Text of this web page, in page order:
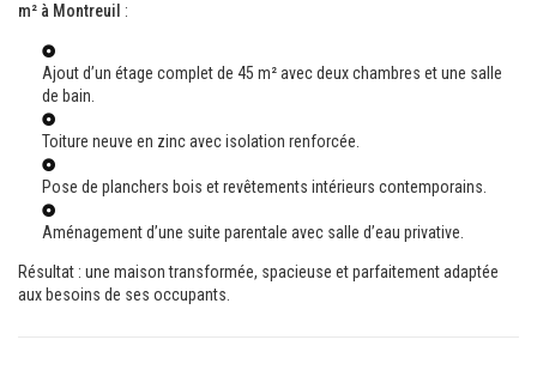
m² à Montreuil :
Ajout d’un étage complet de 45 m² avec deux chambres et une salle
de bain.
Toiture neuve en zinc avec isolation renforcée.
Pose de planchers bois et revêtements intérieurs contemporains.
Aménagement d’une suite parentale avec salle d’eau privative.
Résultat : une maison transformée, spacieuse et parfaitement adaptée
aux besoins de ses occupants.